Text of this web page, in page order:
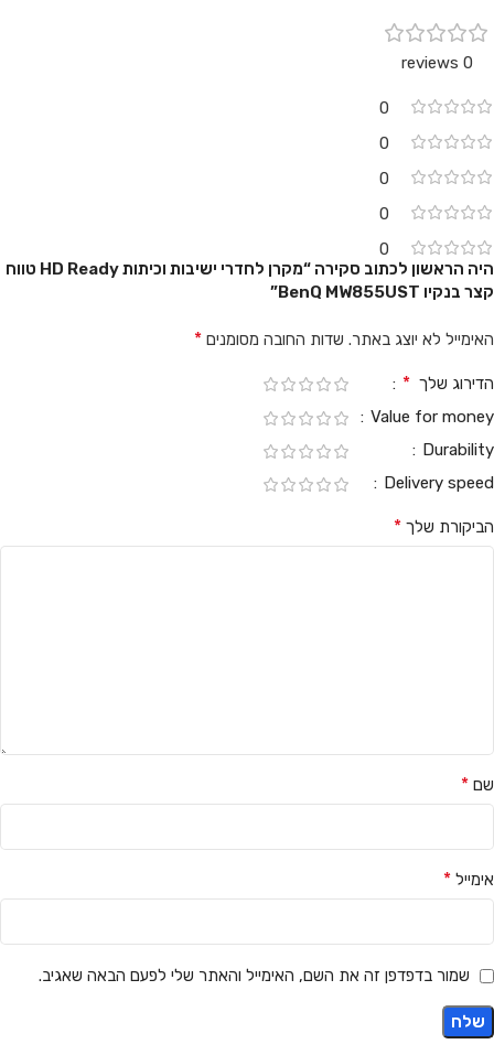
0 reviews
0
0
0
0
0
היה הראשון לכתוב סקירה “מקרן לחדרי ישיבות וכיתות HD Ready טווח
קצר בנקיו BenQ MW855UST”
האימייל לא יוצג באתר. שדות החובה מסומנים *
הדירוג שלך *
Value for money
Durability
Delivery speed
הביקורת שלך *
שם *
אימייל *
שמור בדפדפן זה את השם, האימייל והאתר שלי לפעם הבאה שאגיב.